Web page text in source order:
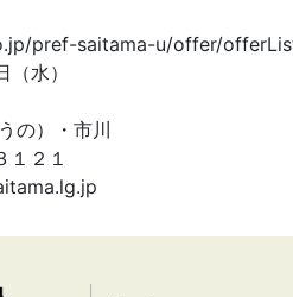
pref-saitama-u/offer/
水）
の）・市川
２１